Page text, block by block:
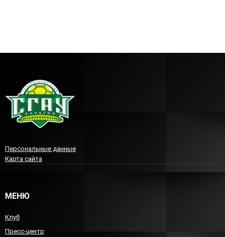
Персональные данные
Карта сайта
МЕНЮ
Клуб
Пресс-центр